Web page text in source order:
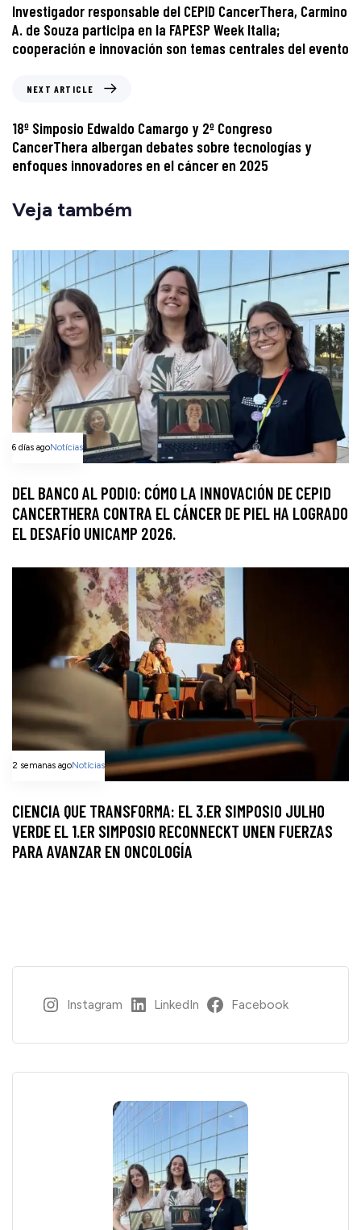
Investigador responsable del CEPID CancerThera, Carmino
A. de Souza participa en la FAPESP Week Italia;
cooperación e innovación son temas centrales del evento
NEXT ARTICLE
18º Simposio Edwaldo Camargo y 2º Congreso
CancerThera albergan debates sobre tecnologías y
enfoques innovadores en el cáncer en 2025
Veja também
6 días agoNotícias
DEL BANCO AL PODIO: CÓMO LA INNOVACIÓN DE CEPID
CANCERTHERA CONTRA EL CÁNCER DE PIEL HA LOGRADO
EL DESAFÍO UNICAMP 2026.
2 semanas agoNotícias
CIENCIA QUE TRANSFORMA: EL 3.ER SIMPOSIO JULHO
VERDE EL 1.ER SIMPOSIO RECONNECKT UNEN FUERZAS
PARA AVANZAR EN ONCOLOGÍA
Instagram LinkedIn Facebook